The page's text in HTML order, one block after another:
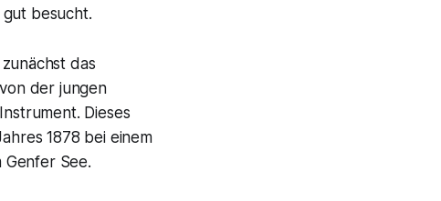
besucht.
zunächst das
der jungen
Dieses
1878 bei einem
See.